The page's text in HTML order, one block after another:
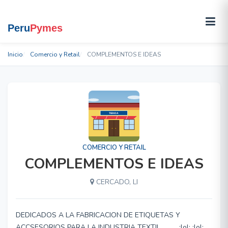
Inicio Comercio y Retail COMPLEMENTOS E IDEAS
COMERCIO Y RETAIL
COMPLEMENTOS E IDEAS
CERCADO, LI
DEDICADOS A LA FABRICACION DE ETIQUETAS Y